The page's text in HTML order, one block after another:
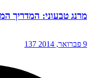
מרנג טבעוני: המדריך
9 פברואר, 2014 137